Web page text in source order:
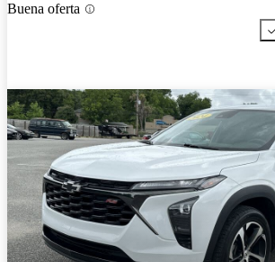
Buena oferta